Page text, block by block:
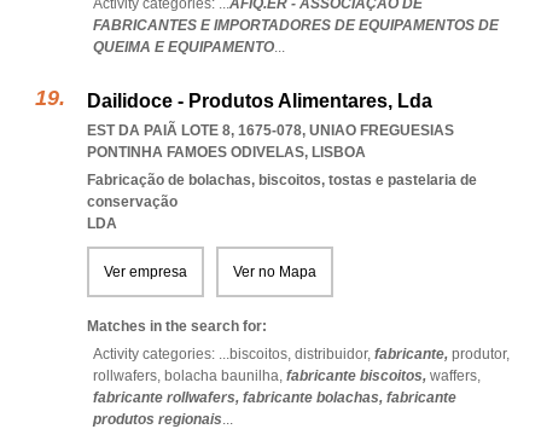
Activity categories: ...AFIQ.ER - ASSOCIAÇÃO DE
FABRICANTES E IMPORTADORES DE EQUIPAMENTOS DE
QUEIMA E EQUIPAMENTO...
Dailidoce - Produtos Alimentares, Lda
EST DA PAIÃ LOTE 8, 1675-078, UNIAO FREGUESIAS
PONTINHA FAMOES ODIVELAS, LISBOA
Fabricação de bolachas, biscoitos, tostas e pastelaria de
conservação
LDA
Ver empresa Ver no Mapa
Matches in the search for:
Activity categories: ...biscoitos, distribuidor, fabricante, produtor,
rollwafers, bolacha baunilha, fabricante biscoitos, waffers,
fabricante rollwafers, fabricante bolachas, fabricante
produtos regionais...